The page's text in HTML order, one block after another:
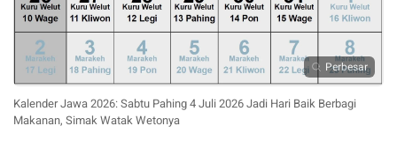
Perbesar
Kalender Jawa 2026: Sabtu Pahing 4 Juli 2026 Jadi Hari Baik Berbagi
Makanan, Simak Watak Wetonya